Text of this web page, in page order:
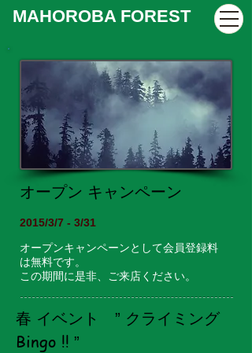
MAHOROBA FOREST
オープン キャンペーン
2015/3/7 - 3/31
オープンキャンペーンとして会員登録料
は無料です。
この期間に是非、ご来店ください。
春 イベント ” クライミング
Bingo !! ”